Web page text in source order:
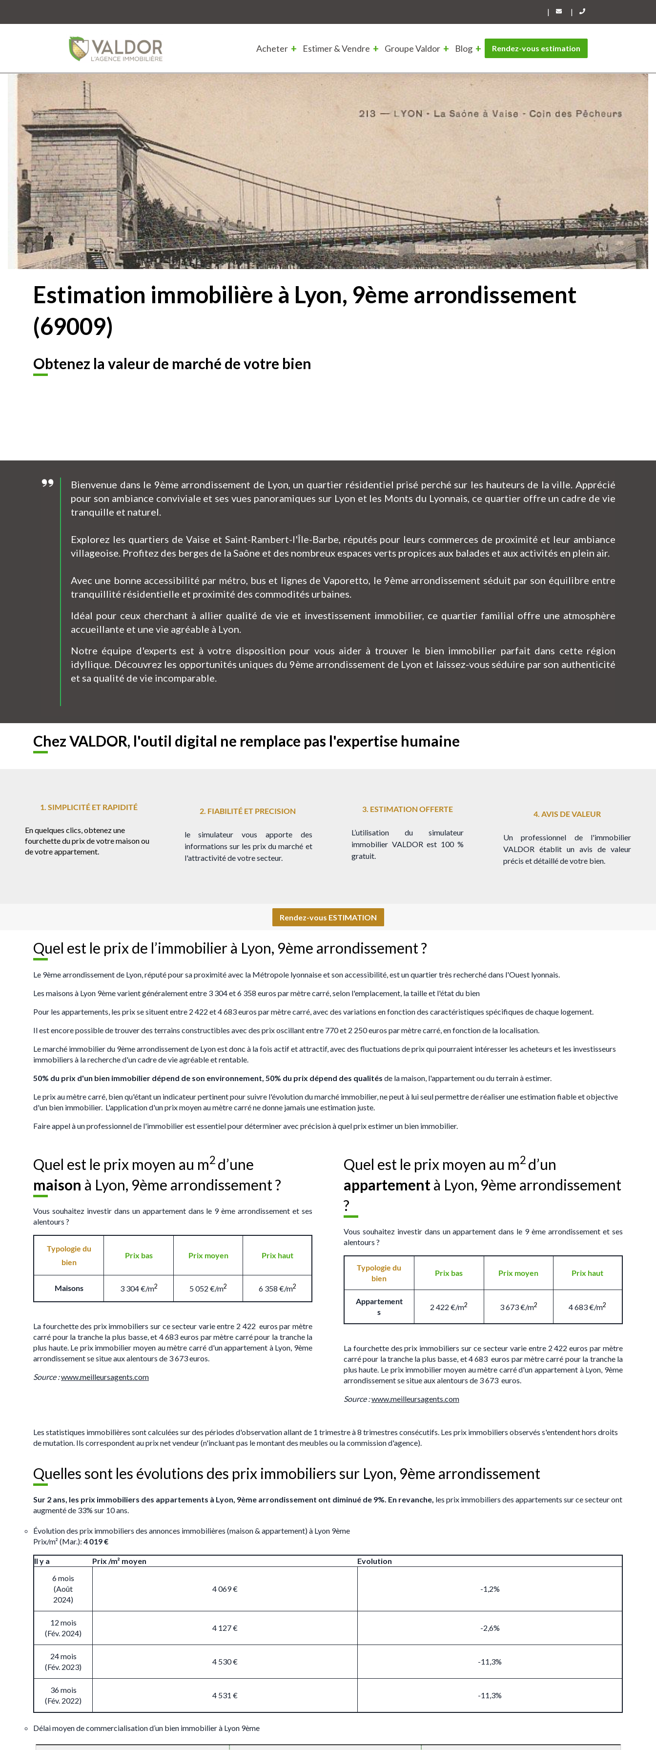
| |
Acheter Estimer & Vendre Groupe Valdor Blog Rendez-vous estimation
Estimation immobilière à Lyon, 9ème arrondissement
(69009)
Obtenez la valeur de marché de votre bien
Bienvenue dans le 9ème arrondissement de Lyon, un quartier résidentiel prisé perché sur les hauteurs de la ville. Apprécié
pour son ambiance conviviale et ses vues panoramiques sur Lyon et les Monts du Lyonnais, ce quartier offre un cadre de vie
tranquille et naturel.
Explorez les quartiers de Vaise et Saint-Rambert-l'Île-Barbe, réputés pour leurs commerces de proximité et leur ambiance
villageoise. Profitez des berges de la Saône et des nombreux espaces verts propices aux balades et aux activités en plein air.
Avec une bonne accessibilité par métro, bus et lignes de Vaporetto, le 9ème arrondissement séduit par son équilibre entre
tranquillité résidentielle et proximité des commodités urbaines.
Idéal pour ceux cherchant à allier qualité de vie et investissement immobilier, ce quartier familial offre une atmosphère
accueillante et une vie agréable à Lyon.
Notre équipe d'experts est à votre disposition pour vous aider à trouver le bien immobilier parfait dans cette région
idyllique. Découvrez les opportunités uniques du 9ème arrondissement de Lyon et laissez-vous séduire par son authenticité
et sa qualité de vie incomparable.
Chez VALDOR, l'outil digital ne remplace pas l'expertise humaine
1. SIMPLICITÉ ET RAPIDITÉ
En quelques clics, obtenez une
fourchette du prix de votre maison ou
de votre appartement.
2. FIABILITÉ ET PRECISION
le simulateur vous apporte des
informations sur les prix du marché et
l'attractivité de votre secteur.
3. ESTIMATION OFFERTE
L’utilisation du simulateur
immobilier VALDOR est 100 %
gratuit.
4. AVIS DE VALEUR
Un professionnel de l'immobilier
VALDOR établit un avis de valeur
précis et détaillé de votre bien.
Rendez-vous ESTIMATION
Quel est le prix de l’immobilier à Lyon, 9ème arrondissement ?
Le 9ème arrondissement de Lyon, réputé pour sa proximité avec la Métropole lyonnaise et son accessibilité, est un quartier très recherché dans l'Ouest lyonnais.
Les maisons à Lyon 9ème varient généralement entre 3 304 et 6 358 euros par mètre carré, selon l'emplacement, la taille et l'état du bien
Pour les appartements, les prix se situent entre 2 422 et 4 683 euros par mètre carré, avec des variations en fonction des caractéristiques spécifiques de chaque logement.
Il est encore possible de trouver des terrains constructibles avec des prix oscillant entre 770 et 2 250 euros par mètre carré, en fonction de la localisation.
Le marché immobilier du 9ème arrondissement de Lyon est donc à la fois actif et attractif, avec des fluctuations de prix qui pourraient intéresser les acheteurs et les investisseurs
immobiliers à la recherche d'un cadre de vie agréable et rentable.
50% du prix d'un bien immobilier dépend de son environnement, 50% du prix dépend des qualités de la maison, l'appartement ou du terrain à estimer.
Le prix au mètre carré, bien qu'étant un indicateur pertinent pour suivre l'évolution du marché immobilier, ne peut à lui seul permettre de réaliser une estimation fiable et objective
d'un bien immobilier. L'application d'un prix moyen au mètre carré ne donne jamais une estimation juste.
Faire appel à un professionnel de l'immobilier est essentiel pour déterminer avec précision à quel prix estimer un bien immobilier.
Quel est le prix moyen au m2 d’une
maison à Lyon, 9ème arrondissement ?
Vous souhaitez investir dans un appartement dans le 9 ème arrondissement et ses
alentours ?
Typologie du
bien
Prix bas Prix moyen Prix haut
Maisons 3 304 €/m2 5 052 €/m2 6 358 €/m2
La fourchette des prix immobiliers sur ce secteur varie entre 2 422 euros par mètre
carré pour la tranche la plus basse, et 4 683 euros par mètre carré pour la tranche la
plus haute. Le prix immobilier moyen au mètre carré d'un appartement à Lyon, 9ème
arrondissement se situe aux alentours de 3 673 euros.
Source :www.meilleursagents.com
Quel est le prix moyen au m2 d’un
appartement à Lyon, 9ème arrondissement
?
Vous souhaitez investir dans un appartement dans le 9 ème arrondissement et ses
alentours ?
Typologie du
bien
Prix bas Prix moyen Prix haut
Appartement
s
2 422 €/m2 3 673 €/m2 4 683 €/m2
La fourchette des prix immobiliers sur ce secteur varie entre 2 422 euros par mètre
carré pour la tranche la plus basse, et 4 683 euros par mètre carré pour la tranche la
plus haute. Le prix immobilier moyen au mètre carré d'un appartement à Lyon, 9ème
arrondissement se situe aux alentours de 3 673 euros.
Source :www.meilleursagents.com
Les statistiques immobilières sont calculées sur des périodes d'observation allant de 1 trimestre à 8 trimestres consécutifs. Les prix immobiliers observés s'entendent hors droits
de mutation. Ils correspondent au prix net vendeur (n'incluant pas le montant des meubles ou la commission d'agence).
Quelles sont les évolutions des prix immobiliers sur Lyon, 9ème arrondissement
Sur 2 ans, les prix immobiliers des appartements à Lyon, 9ème arrondissement ont diminué de 9%. En revanche, les prix immobiliers des appartements sur ce secteur ont
augmenté de 33% sur 10 ans.
Évolution des prix immobiliers des annonces immobilières (maison & appartement) à Lyon 9ème
Prix/m² (Mar.): 4 019 €
Il y a Prix /m² moyen
Evolution
6 mois
(Août
2024)
4 069 € -1,2%
12 mois
(Fév. 2024)
4 127 € -2,6%
24 mois
(Fév. 2023)
4 530 € -11,3%
36 mois
(Fév. 2022)
4 531 € -11,3%
Délai moyen de commercialisation d’un bien immobilier à Lyon 9ème